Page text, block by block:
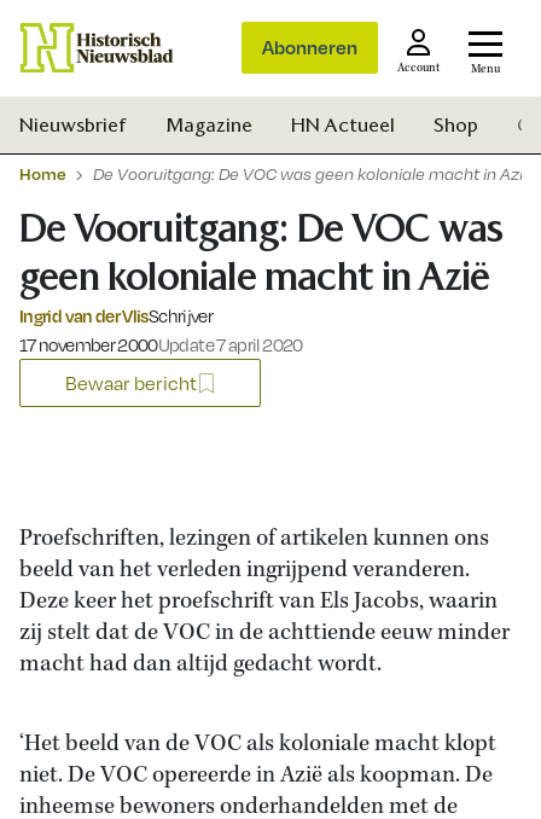
Abonneren
Account Menu
Nieuwsbrief Magazine HN Actueel Shop
Home De Vooruitgang: De VOC was geen koloniale macht in Azië
De Vooruitgang: De VOC was
geen koloniale macht in Azië
Ingrid van der VlisSchrijver
Gepubliceerd op:
17 november 2000Update 7 april 2020
Bewaar bericht
Proefschriften, lezingen of artikelen kunnen ons
beeld van het verleden ingrijpend veranderen.
Deze keer het proefschrift van Els Jacobs, waarin
zij stelt dat de VOC in de achttiende eeuw minder
macht had dan altijd gedacht wordt.
‘Het beeld van de VOC als koloniale macht klopt
niet. De VOC opereerde in Azië als koopman. De
inheemse bewoners onderhandelden met de